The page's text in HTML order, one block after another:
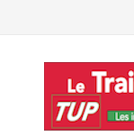
contenu